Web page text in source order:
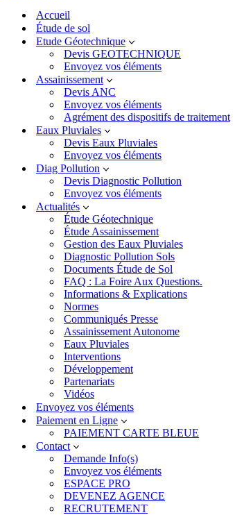
Accueil
Étude de sol
Etude Géotechnique
Devis GEOTECHNIQUE
Envoyez vos éléments
Assainissement
Devis ANC
Envoyez vos éléments
Agrément des dispositifs de traitement
Eaux Pluviales
Devis Eaux Pluviales
Envoyez vos éléments
Diag Pollution
Devis Diagnostic Pollution
Envoyez vos éléments
Actualités
Étude Géotechnique
Étude Assainissement
Gestion des Eaux Pluviales
Diagnostic Pollution Sols
Documents Étude de Sol
FAQ : La Foire Aux Questions.
Informations & Explications
Normes
Communiqués Presse
Assainissement Autonome
Eaux Pluviales
Interventions
Développement
Partenariats
Vidéos
Envoyez vos éléments
Paiement en Ligne
PAIEMENT CARTE BLEUE
Contact
Demande Info(s)
Envoyez vos éléments
ESPACE PRO
DEVENEZ AGENCE
RECRUTEMENT